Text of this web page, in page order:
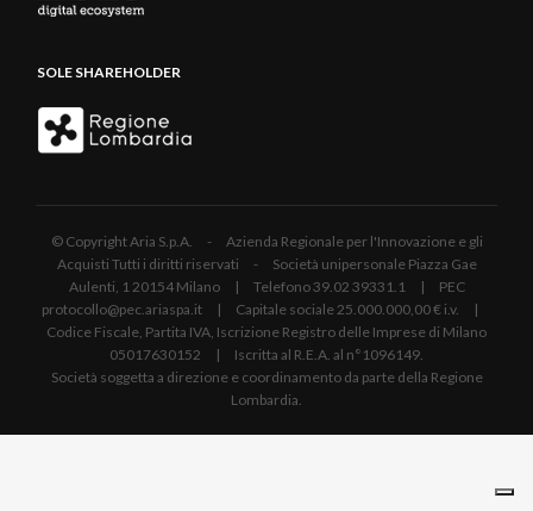
SOLE SHAREHOLDER
© Copyright Aria S.p.A. - Azienda Regionale per l'Innovazione e gli
Acquisti Tutti i diritti riservati - Società unipersonale Piazza Gae
Aulenti, 1 20154 Milano | Telefono 39.02 39331.1 | PEC
protocollo@pec.ariaspa.it | Capitale sociale 25.000.000,00 € i.v. |
Codice Fiscale, Partita IVA, Iscrizione Registro delle Imprese di Milano
05017630152 | Iscritta al R.E.A. al n°1096149.
Società soggetta a direzione e coordinamento da parte della Regione
Lombardia.